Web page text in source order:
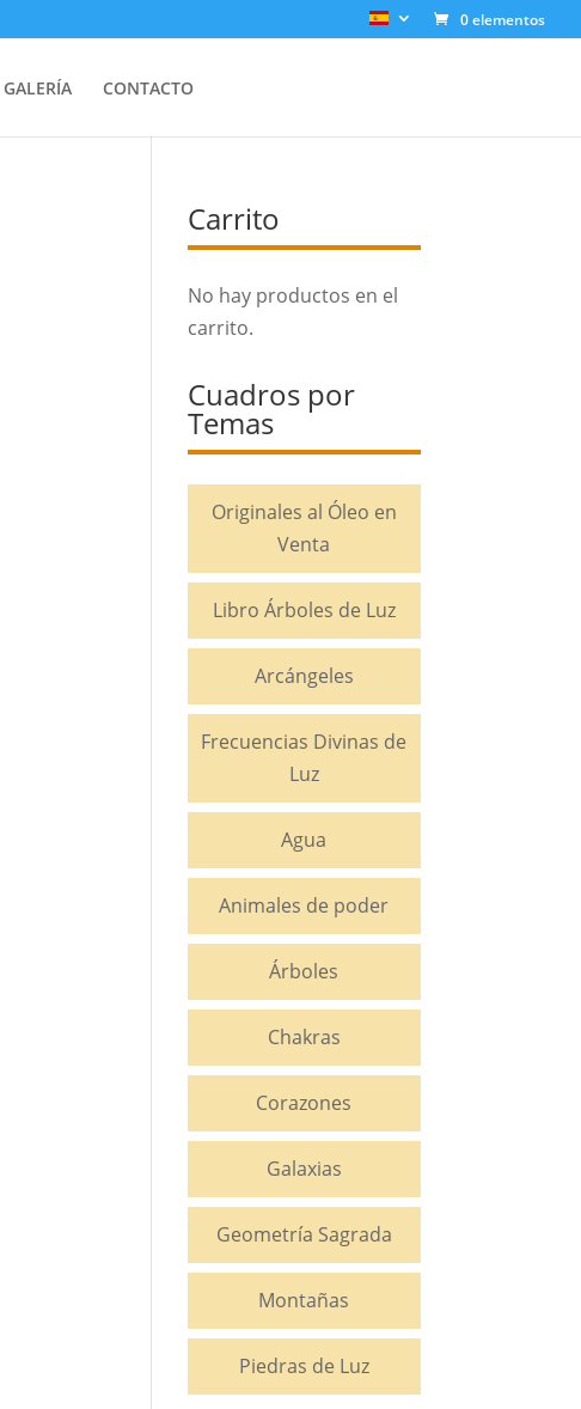
0 elementos
GALERÍA CONTACTO
Carrito
No hay productos en el
carrito.
Cuadros por
Temas
Originales al Óleo en
Venta
Libro Árboles de Luz
Arcángeles
Frecuencias Divinas de
Luz
Agua
Animales de poder
Árboles
Chakras
Corazones
Galaxias
Geometría Sagrada
Montañas
Piedras de Luz